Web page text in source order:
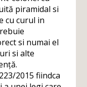
piramidal si
cu curul in
si numai el
si alte
2015 fiindca